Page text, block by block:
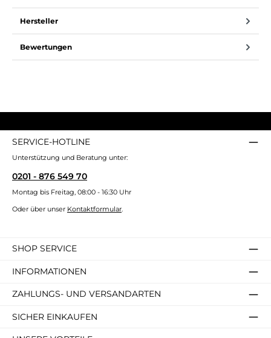
Hersteller
Bewertungen
SERVICE-HOTLINE
Unterstützung und Beratung unter:
0201 - 876 549 70
Montag bis Freitag, 08:00 - 16:30 Uhr
Oder über unser Kontaktformular.
SHOP SERVICE
INFORMATIONEN
ZAHLUNGS- UND VERSANDARTEN
SICHER EINKAUFEN